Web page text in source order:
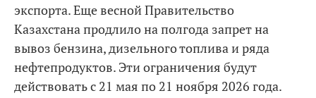
экспорта. Еще весной Правительство
Казахстана продлило на полгода запрет на
вывоз бензина, дизельного топлива и ряда
нефтепродуктов. Эти ограничения будут
действовать с 21 мая по 21 ноября 2026 года.